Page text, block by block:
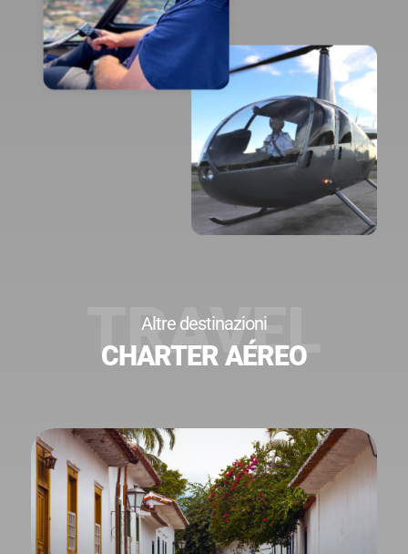
Altre destinazioni
CHARTER AÉREO